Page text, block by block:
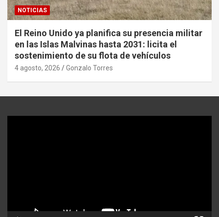
NOTICIAS
El Reino Unido ya planifica su presencia militar
en las Islas Malvinas hasta 2031: licita el
sostenimiento de su flota de vehículos
4 agosto, 2026 Gonzalo Torres